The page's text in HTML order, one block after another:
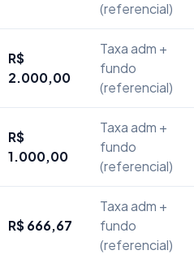
(referencial)
R$
2.000,00
Taxa adm +
fundo
(referencial)
R$
1.000,00
Taxa adm +
fundo
(referencial)
R$ 666,67
Taxa adm +
fundo
(referencial)